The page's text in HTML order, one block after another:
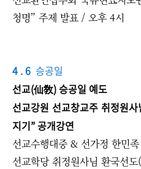
청명” 주제 발표 / 오후 4시
4 . 6 승공일
선교(仙敎) 승공일 예도
선교강원 선교창교주 취정원
지기” 공개강연
선교수행대중 & 선가정 한민
선교학당 취정원사님 환국선